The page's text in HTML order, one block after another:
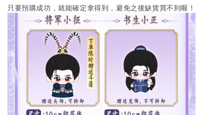
只要預購成功，就能確定拿得到，避免之後缺貨買不到喔！